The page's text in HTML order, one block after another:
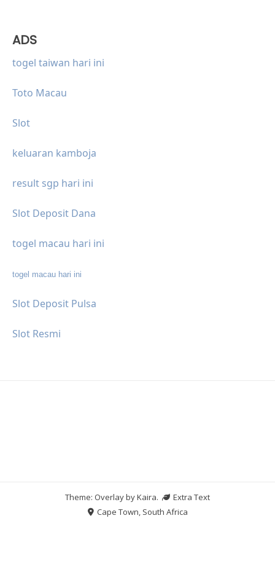
ADS
togel taiwan hari ini
Toto Macau
Slot
keluaran kamboja
result sgp hari ini
Slot Deposit Dana
togel macau hari ini
togel macau hari ini
Slot Deposit Pulsa
Slot Resmi
Theme: Overlay byKaira.
Extra Text
Cape Town, South Africa